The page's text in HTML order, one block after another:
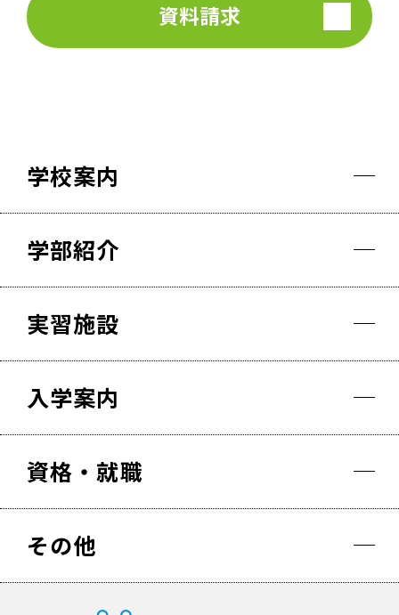
資料請求
学校案内
学部紹介
実習施設
入学案内
資格・就職
その他